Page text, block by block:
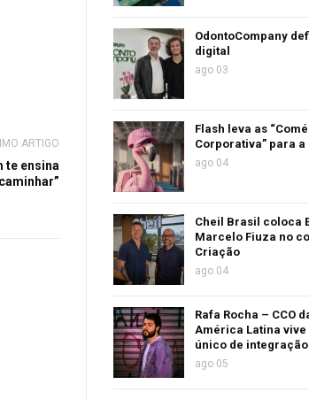
ARTIGO
te ensina
OdontoCompany
digital
ago 03
Flash leva as
Corporativa” para
ago 04
Cheil Brasil coloca
Marcelo Fiuza no
Criação
ago 04
Rafa Rocha – CCO
América Latina
único de
ago 05